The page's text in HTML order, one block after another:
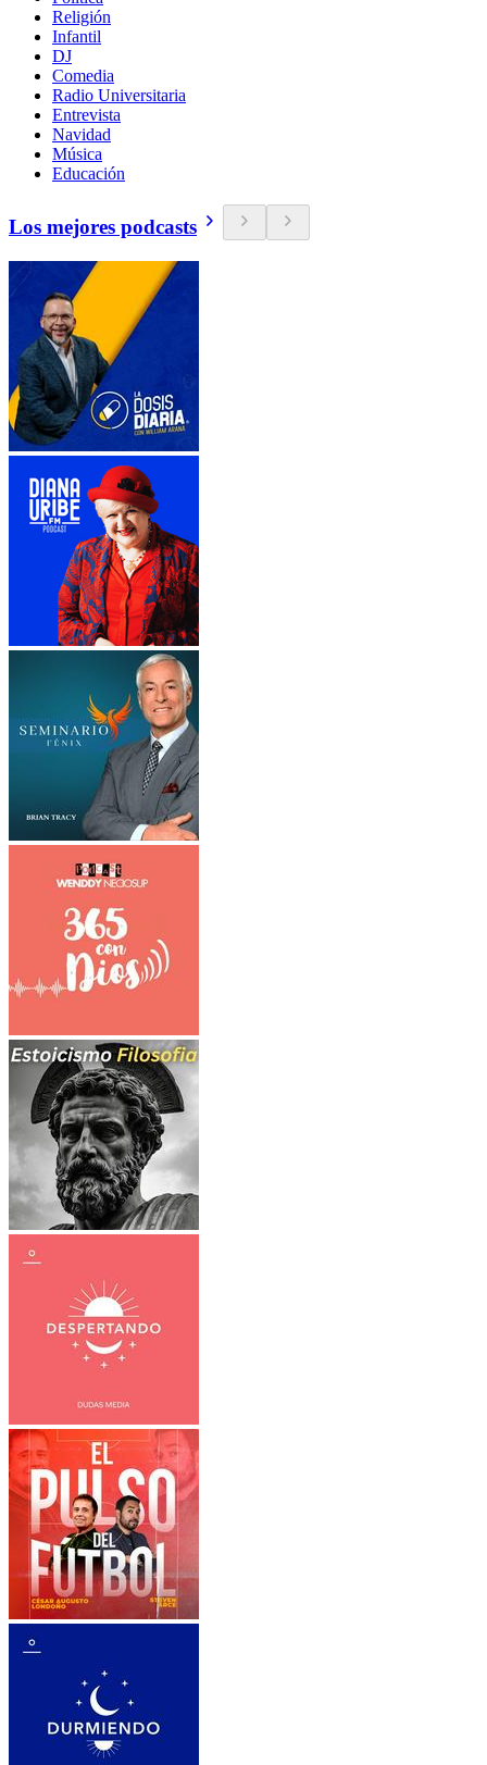
Religión
Infantil
DJ
Comedia
Radio Universitaria
Entrevista
Navidad
Música
Educación
Los mejores podcasts